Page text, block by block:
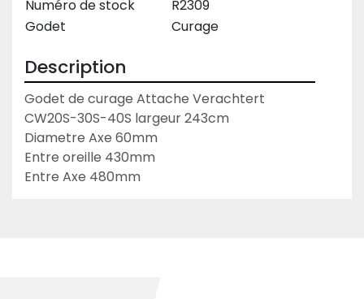
Numéro de stock
R2309
Godet
Curage
Description
Godet de curage Attache Verachtert
CW20S-30S-40S largeur 243cm
Diametre Axe 60mm
Entre oreille 430mm
Entre Axe 480mm